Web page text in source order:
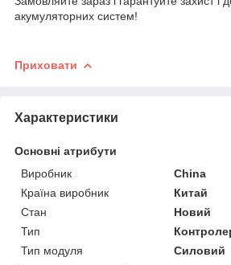
акумуляторних систем!
Приховати
Характеристики
Основні атрибути
Виробник
China
Країна виробник
Китай
Стан
Новий
Тип
Тип модуля
Силовий